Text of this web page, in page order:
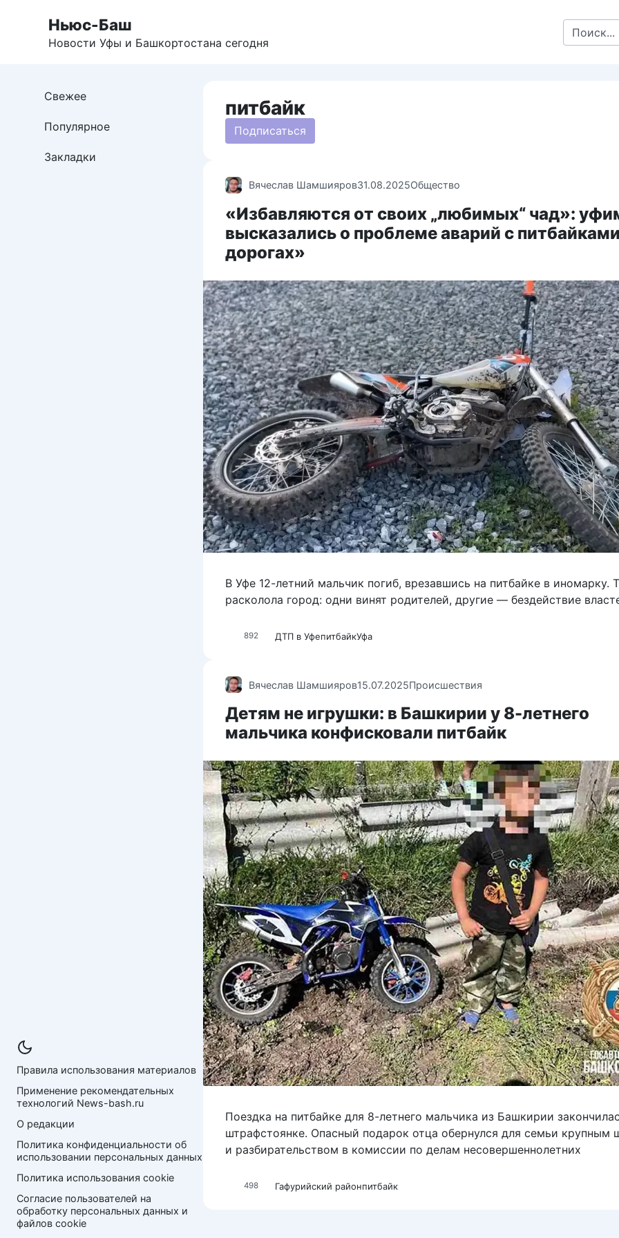
Ньюс-Баш
Новости Уфы и Башкортостана сегодня
Search
for:
питбайк
Подписаться
Вячеслав Шамшияров31.08.2025Общество
«Избавляются от своих „любимых“ чад»:
высказались о проблеме аварий с
дорогах»
В Уфе 12-летний мальчик погиб, врезавшись на питбайке в иномарку.
расколола город: одни винят родителей, другие — бездействие
892 ДТП в УфепитбайкУфа
Вячеслав Шамшияров15.07.2025Происшествия
Детям не игрушки: в Башкирии у 8-летнего
мальчика конфисковали питбайк
Поездка на питбайке для 8-летнего мальчика из Башкирии
штрафстоянке. Опасный подарок отца обернулся для семьи крупным
и разбирательством в комиссии по делам несовершеннолетних
498 Гафурийский районпитбайк
Свежее
Популярное
Закладки
Правила использования материалов
Применение рекомендательных
технологий News-bash.ru
О редакции
Политика конфиденциальности об
использовании персональных данных
Политика использования cookie
Согласие пользователей на
обработку персональных данных и
файлов cookie